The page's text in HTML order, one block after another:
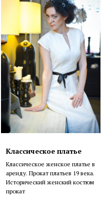
Классическое платье
Классическое женское платье в
аренду. Прокат платьев 19 века.
Исторический женский костюм
прокат